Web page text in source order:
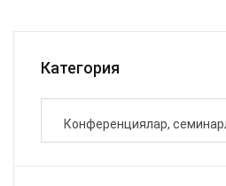
Категория
Конференциялар,